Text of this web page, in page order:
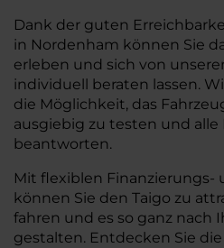
Dank der guten
in Nordenham können Sie
erleben und sich von
individuell beraten lassen.
die Möglichkeit, das
ausgiebig zu testen und alle
beantworten.
Mit flexiblen Finanzierungs-
können Sie den Taigo zu
fahren und es so ganz nach
gestalten. Entdecken Sie